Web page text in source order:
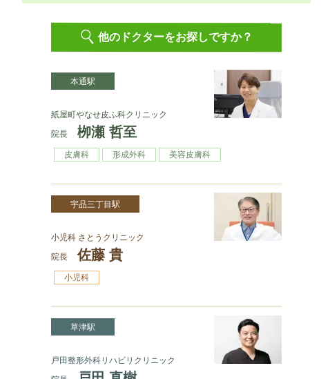
他のドクターをお探しですか？
本通駅
紙屋町やなせ皮ふ科クリニック
院長
栁瀬 哲至
皮膚科 形成外科 美容皮膚科
宇品三丁目駅
小児科 さとうクリニック
院長
佐藤 貴
小児科
草津駅
戸田整形外科リハビリクリニック